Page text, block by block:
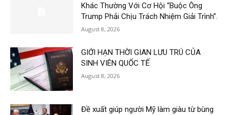
Khác Thường Với Cơ Hội “Buộc Ông
Trump Phải Chịu Trách Nhiệm Giải Trình”.
August 8, 2026
GIỚI HẠN THỜI GIAN LƯU TRÚ CỦA
SINH VIÊN QUỐC TẾ
August 8, 2026
Đề xuất giúp người Mỹ làm giàu từ bùng